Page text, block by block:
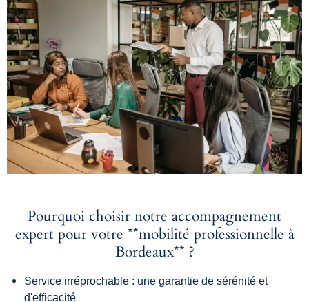
Pourquoi choisir notre accompagnement
expert pour votre **mobilité professionnelle à
Bordeaux** ?
Service irréprochable : une garantie de sérénité et
d'efficacité